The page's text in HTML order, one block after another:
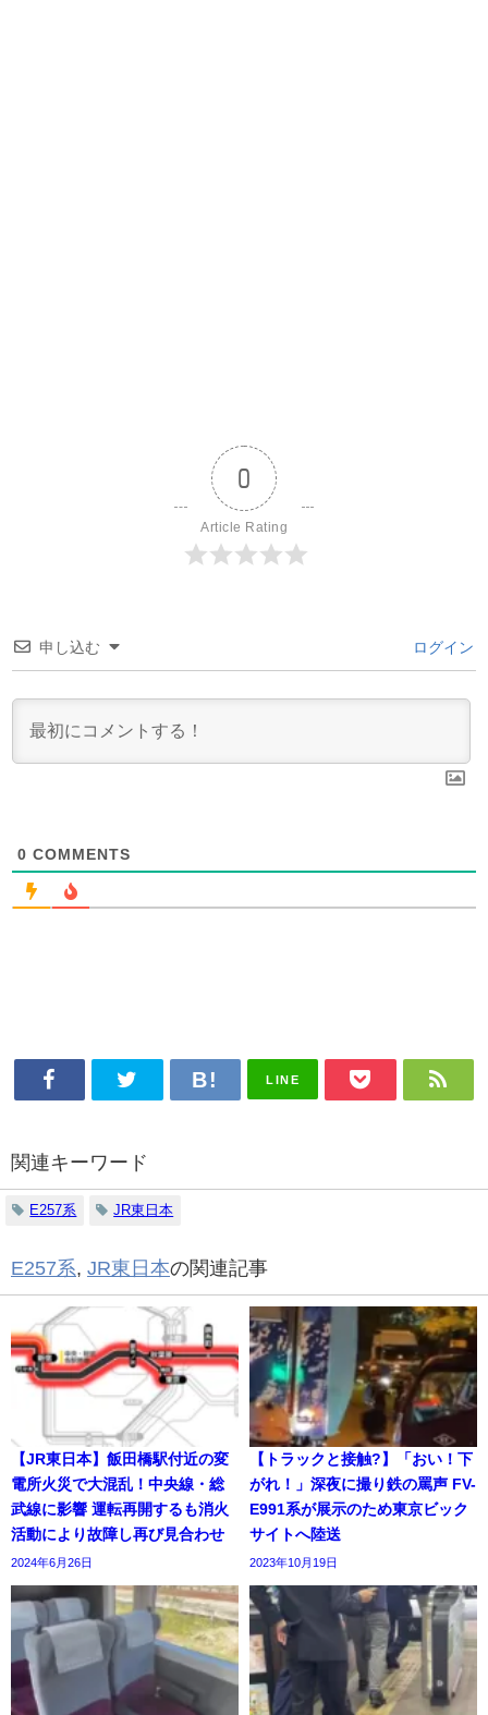
0
Article Rating
申し込む ログイン
0 COMMENTS
LINE
関連キーワード
E257系 JR東日本
E257系, JR東日本の関連記事
【JR東日本】飯田橋駅付近の変
電所火災で大混乱！中央線・総
武線に影響 運転再開するも消火
活動により故障し再び見合わせ
2024年6月26日
【トラックと接触?】「おい！下
がれ！」深夜に撮り鉄の罵声 FV-
E991系が展示のため東京ビック
サイトへ陸送
2023年10月19日